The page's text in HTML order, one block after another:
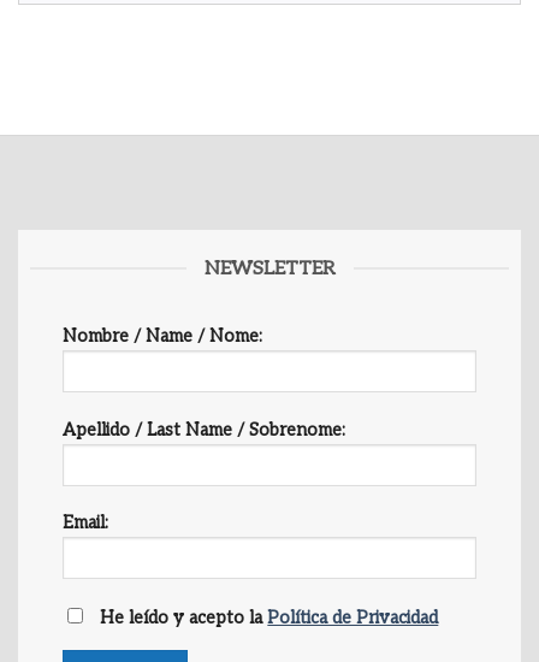
NEWSLETTER
Nombre / Name / Nome:
Apellido / Last Name / Sobrenome:
Email:
He leído y acepto laPolítica de Privacidad